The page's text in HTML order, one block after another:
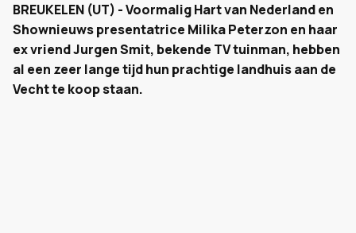
BREUKELEN (UT) - Voormalig Hart van Nederland en
Shownieuws presentatrice Milika Peterzon en haar
ex vriend Jurgen Smit, bekende TV tuinman, hebben
al een zeer lange tijd hun prachtige landhuis aan de
Vecht te koop staan.